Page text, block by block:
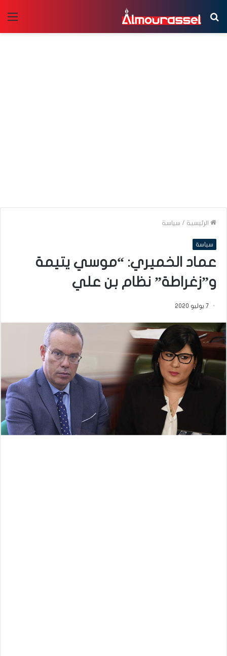
بحث
عن
الرئيسية / سياسة
سياسة
عماد الخميري: “موسي يتيمة
و”زغراطة” نظام بن علي
7 يوليو 2020